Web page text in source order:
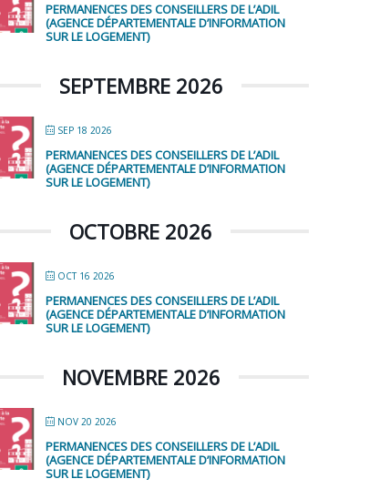
PERMANENCES DES CONSEILLERS DE L’ADIL
(AGENCE DÉPARTEMENTALE D’INFORMATION
SUR LE LOGEMENT)
SEPTEMBRE 2026
SEP 18 2026
PERMANENCES DES CONSEILLERS DE L’ADIL
(AGENCE DÉPARTEMENTALE D’INFORMATION
SUR LE LOGEMENT)
OCTOBRE 2026
OCT 16 2026
PERMANENCES DES CONSEILLERS DE L’ADIL
(AGENCE DÉPARTEMENTALE D’INFORMATION
SUR LE LOGEMENT)
NOVEMBRE 2026
NOV 20 2026
PERMANENCES DES CONSEILLERS DE L’ADIL
(AGENCE DÉPARTEMENTALE D’INFORMATION
SUR LE LOGEMENT)